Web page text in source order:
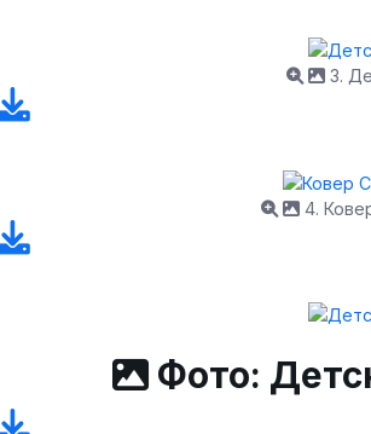
3.
4.
Фото: